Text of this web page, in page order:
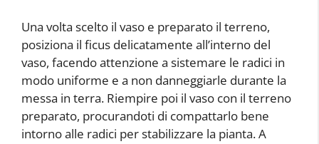
Una volta scelto il vaso e preparato il terreno,
posiziona il ficus delicatamente all’interno del
vaso, facendo attenzione a sistemare le radici in
modo uniforme e a non danneggiarle durante la
messa in terra. Riempire poi il vaso con il terreno
preparato, procurandoti di compattarlo bene
intorno alle radici per stabilizzare la pianta. A